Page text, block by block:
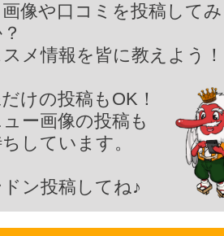
産屋
商品
像や口コミを投稿して
メ情報を皆に教えよう
けの投稿もOK！
ー画像の投稿も
しています。
ドン投稿してね♪